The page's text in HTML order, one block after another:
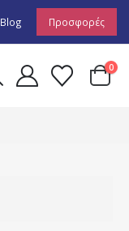
Blog Προσφορές
0